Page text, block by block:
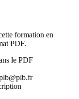
formation en
PDF.
le PDF